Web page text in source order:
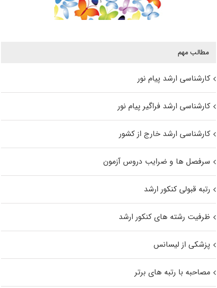
مطالب مهم
کارشناسی ارشد پیام نور
کارشناسی ارشد فراگیر پیام نور
کارشناسی ارشد خارج از کشور
سرفصل ها و ضرایب دروس آزمون
رتبه قبولی کنکور ارشد
ظرفیت رشته های کنکور ارشد
پزشکی از لیسانس
مصاحبه با رتبه های برتر